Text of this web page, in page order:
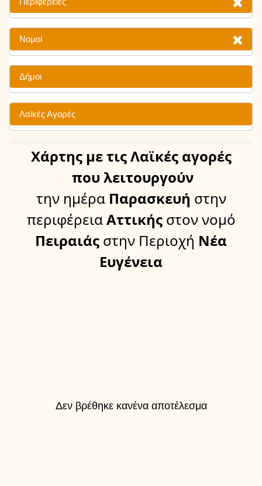
Νομοί
Δήμοι
Λαϊκές Αγορές
Χάρτης με τις Λαϊκές αγορές
που λειτουργούν
την ημέραΠαρασκευή στην
περιφέρειαΑττικής στον νομό
Πειραιάς στην Περιοχή Νέα
Ευγένεια
Δεν βρέθηκε κανένα αποτέλεσμα